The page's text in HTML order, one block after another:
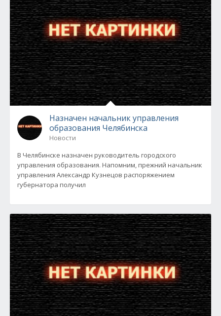
Назначен начальник управления
образования Челябинска
Новости
В Челябинске назначен руководитель городского
управления образования. Напомним, прежний начальник
управления Александр Кузнецов распоряжением
губернатора получил